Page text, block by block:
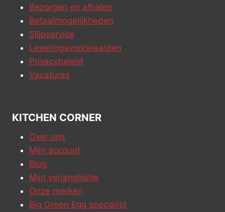
Bezorgen en afhalen
Betaalmogelijkheden
Slijpservice
Leveringsvoorwaarden
Privacybeleid
Vacatures
KITCHEN CORNER
Over ons
Mijn account
Blog
Mijn verlanglijstje
Onze merken
Big Green Egg specialist